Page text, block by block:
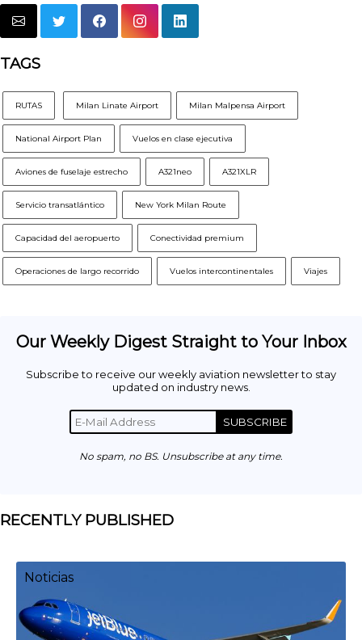
TAGS
RUTAS Milan Linate Airport Milan Malpensa Airport
National Airport Plan Vuelos en clase ejecutiva
Aviones de fuselaje estrecho A321neo A321XLR
Servicio transatlántico New York Milan Route
Capacidad del aeropuerto Conectividad premium
Operaciones de largo recorrido Vuelos intercontinentales Viajes
Our Weekly Digest Straight to Your Inbox
Subscribe to receive our weekly aviation newsletter to stay
updated on industry news.
SUBSCRIBE
No spam, no BS. Unsubscribe at any time.
RECENTLY PUBLISHED
Noticias